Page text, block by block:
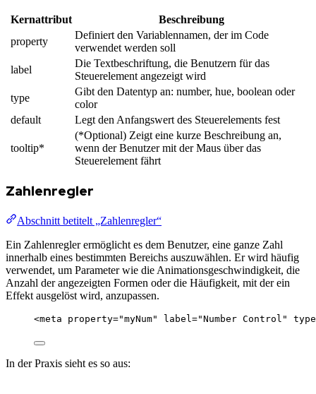
Kernattribut
Beschreibung
property
Definiert den Variablennamen, der im Code
verwendet werden soll
label
Die Textbeschriftung, die Benutzern für das
Steuerelement angezeigt wird
type
Gibt den Datentyp an: number, hue, boolean oder
color
default
Legt den Anfangswert des Steuerelements fest
tooltip*
(*Optional) Zeigt eine kurze Beschreibung an,
wenn der Benutzer mit der Maus über das
Steuerelement fährt
Zahlenregler
Abschnitt betitelt „Zahlenregler“
Ein Zahlenregler ermöglicht es dem Benutzer, eine ganze Zahl
innerhalb eines bestimmten Bereichs auszuwählen. Er wird häufig
verwendet, um Parameter wie die Animationsgeschwindigkeit, die
Anzahl der angezeigten Formen oder die Häufigkeit, mit der ein
Effekt ausgelöst wird, anzupassen.
<meta property="myNum" label="Number Control " type
In der Praxis sieht es so aus: